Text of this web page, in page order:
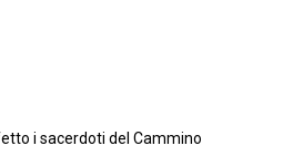
i sacerdoti del Cammino